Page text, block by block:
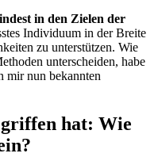
in den Zielen der
Individuum in der Breite
zu unterstützen. Wie
unterscheiden, habe
mir nun bekannten
hat: Wie